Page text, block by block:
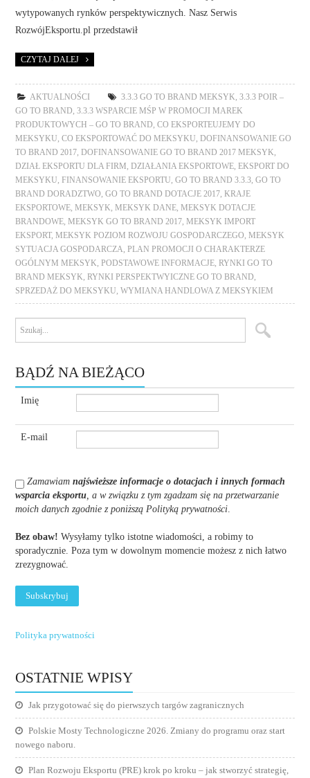
wytypowanych rynków perspektywicznych. Nasz Serwis
RozwójEksportu.pl przedstawił
CZYTAJ DALEJ
AKTUALNOŚCI 3.3.3 GO TO BRAND MEKSYK ,3.3.3 POIR –
GO TO BRAND ,3.3.3 WSPARCIE MŚP W PROMOCJI MAREK
PRODUKTOWYCH – GO TO BRAND ,CO EKSPORTEUJEMY DO
MEKSYKU ,CO EKSPORTOWAĆ DO MEKSYKU
DOFINANSOWANIE GO
TO BRAND 2017
DOFINANSOWANIE GO TO BRAND 2017 MEKSYK
DZIAŁ EKSPORTU DLA FIRM
DZIAŁANIA EKSPORTOWE
EKSPORT DO
MEKSYKU
FINANSOWANIE EKSPORTU ,GO TO BRAND 3.3.3 ,GO TO
BRAND DORADZTWO ,GO TO BRAND DOTACJE 2017
KRAJE
EKSPORTOWE
MEKSYK MEKSYK DANE
MEKSYK DOTACJE
BRANDOWE
MEKSYK GO TO BRAND 2017
MEKSYK IMPORT
EKSPORT, MEKSYK POZIOM ROZWOJU GOSPODARCZEGO
MEKSYK
SYTUACJA GOSPODARCZA
PLAN PROMOCJI O CHARAKTERZE
OGÓLNYM MEKSYK
PODSTAWOWE INFORMACJE
RYNKI GO TO
BRAND MEKSYK
RYNKI PERSPEKTWYICZNE GO TO BRAND
SPRZEDAŻ DO MEKSYKU
WYMIANA HANDLOWA Z MEKSYKIEM
BĄDŹ NA BIEŻĄCO
Imię
E-mail
Zamawiamnajświeższe informacje o dotacjach i innych formach
wsparcia eksportu, a w związku z tym zgadzam się na przetwarzanie
moich danych zgodnie z poniższą Polityką prywatności.
Bez obaw! Wysyłamy tylko istotne wiadomości, a robimy to
sporadycznie. Poza tym w dowolnym momencie możesz z nich łatwo
zrezygnować.
Polityka prywatności
OSTATNIE WPISY
Jak przygotować się do pierwszych targów zagranicznych
Polskie Mosty Technologiczne 2026. Zmiany do programu oraz start
nowego naboru.
Plan Rozwoju Eksportu (PRE) krok po kroku – jak stworzyć strategię,